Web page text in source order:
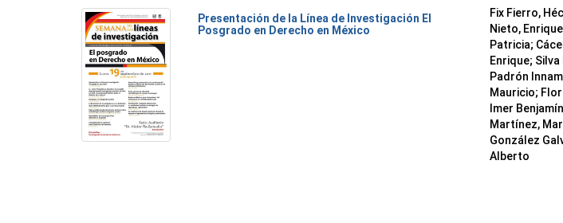
Presentación de la Línea de Investigación El
Posgrado en Derecho en México
Fix Fierro,
Nieto, Enrique
Patricia;
Enrique; Silva
Padrón
Mauricio;
Imer Benjamín
Martínez,
González
Alberto